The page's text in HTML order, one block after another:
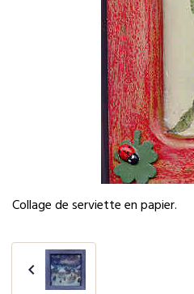
Collage de serviette en papier.